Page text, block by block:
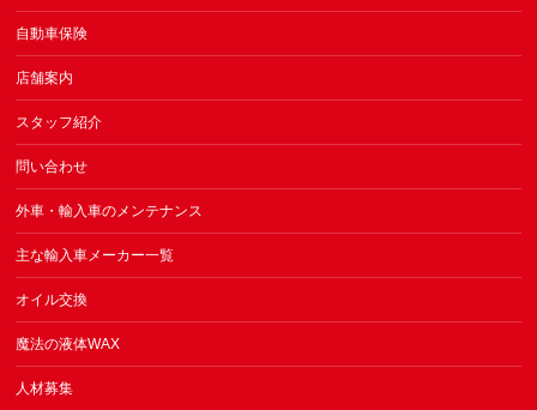
自動車保険
店舗案内
スタッフ紹介
問い合わせ
外車・輸入車のメンテナンス
主な輸入車メーカー一覧
オイル交換
魔法の液体WAX
人材募集